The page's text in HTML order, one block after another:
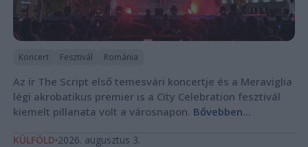
Koncert Fesztivál Románia
Az ír The Script első temesvári koncertje és a Meraviglia
légi akrobatikus premier is a City Celebration fesztivál
kiemelt pillanata volt a városnapon. Bővebben...
KÜLFÖLD 2026. augusztus 3.